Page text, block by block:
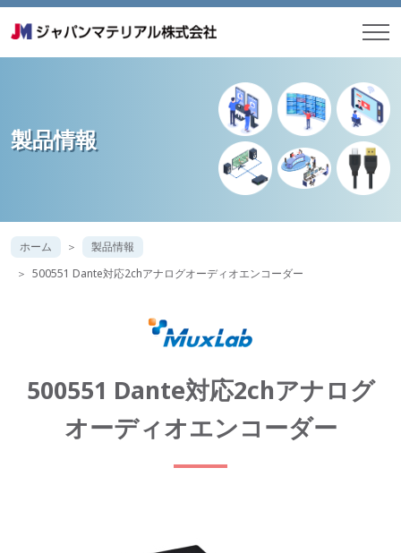
製品情報
ホーム
製品情報
500551 Dante対応2chアナログオーディオエンコーダー
500551 Dante対応2chアナログ
オーディオエンコーダー